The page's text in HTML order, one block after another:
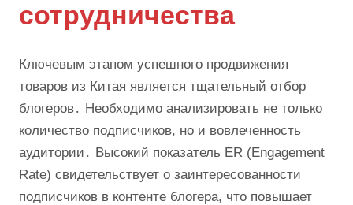
сотрудничества
Ключевым этапом успешного продвижения
товаров из Китая является тщательный отбор
блогеров․ Необходимо анализировать не только
количество подписчиков, но и вовлеченность
аудитории․ Высокий показатель ER (Engagement
Rate) свидетельствует о заинтересованности
подписчиков в контенте блогера, что повышает